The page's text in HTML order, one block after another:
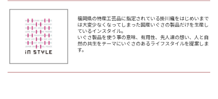
よー。
今回取材にお邪魔させていただいた
福岡県の南部に位置する大川市の
IN STYLEさん。
IN STYLEさんは正確には
地域のい草商品の問屋さんですが、
通常の問屋さんとはかなり異なって
湿度の高い日本の夏に
ぴったりなんですね。
とはいえ、昨今の住宅では、
インスタイルの
福岡県の特産工芸品に指定されている掛川織をはじめいまで
は大変少なくなってしまった国産いぐさの製品だけを生産し
ているインスタイル。
いぐさ製品を使う事の意味、有用性、先人達の想い、人と自
然の共生をテーマにいぐさのあるライフスタイルを提案しま
す。